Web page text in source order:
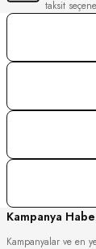
taksit
Kampanya
Kampanyalar ve en